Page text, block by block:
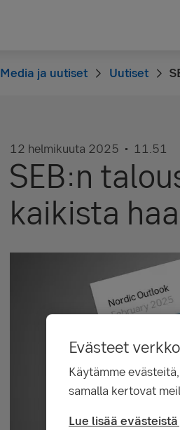
Media ja uutiset Uutiset
12 helmikuuta 2025 11.51
SEB:n
kaikista
Evästeet
Käytämme
samalla kertovat
Lue lisää